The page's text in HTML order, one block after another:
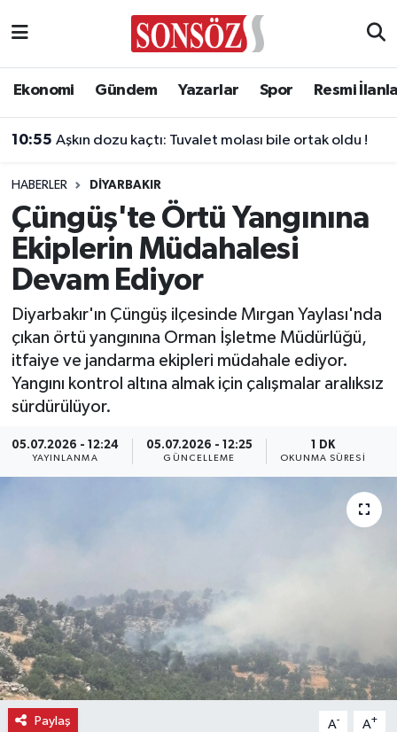
Ekonomi Gündem Yazarlar Spor Resmi
10:55 Aşkın dozu kaçtı: Tuvalet molası bile ortak oldu !
HABERLER DIYARBAKIR
Çüngüş'te Örtü Yangınına
Ekiplerin Müdahalesi
Devam Ediyor
Diyarbakır'ın Çüngüş ilçesinde Mırgan Yaylası'nda
çıkan örtü yangınına Orman İşletme Müdürlüğü,
itfaiye ve jandarma ekipleri müdahale ediyor.
Yangını kontrol altına almak için çalışmalar aralıksız
sürdürülüyor.
05.07.2026 - 12:24
YAYINLANMA
05.07.2026 - 12:25
GÜNCELLEME
1 DK
OKUNMA SÜRESI
Paylaş A- A+
Asayiş
Biyografi
Çevre
Diğer
Dünya
Eğitim
Eleman
Gurme
Haber
İlçe Haberleri
Ankara Nöbetçi Eczaneler
Ankara Trafik Yoğunluk Haritası
Süper Lig Puan Durumu ve Fikstür
Tüm Manşetler
Son Dakika Haberleri
Haber Arşivi